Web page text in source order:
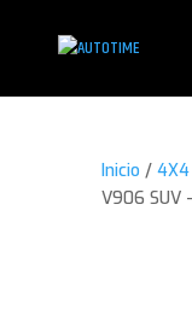
Inicio /4X4
V906 SUV